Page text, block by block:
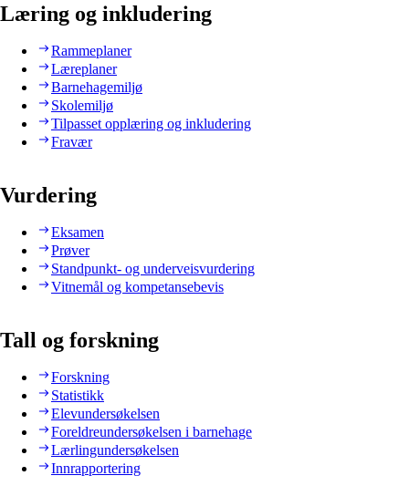
Læring og inkludering
Rammeplaner
Læreplaner
Barnehagemiljø
Skolemiljø
Tilpasset opplæring og inkludering
Fravær
Vurdering
Eksamen
Prøver
Standpunkt- og underveisvurdering
Vitnemål og kompetansebevis
Tall og forskning
Forskning
Statistikk
Elevundersøkelsen
Foreldreundersøkelsen i barnehage
Lærlingundersøkelsen
Innrapportering